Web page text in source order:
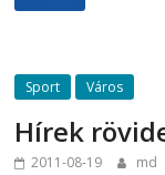
Sport Város
Hírek
2011-08-19 md